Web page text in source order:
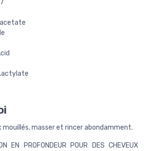
mouillés, masser et rincer abondamment.
EN PROFONDEUR POUR DES CHEVEUX